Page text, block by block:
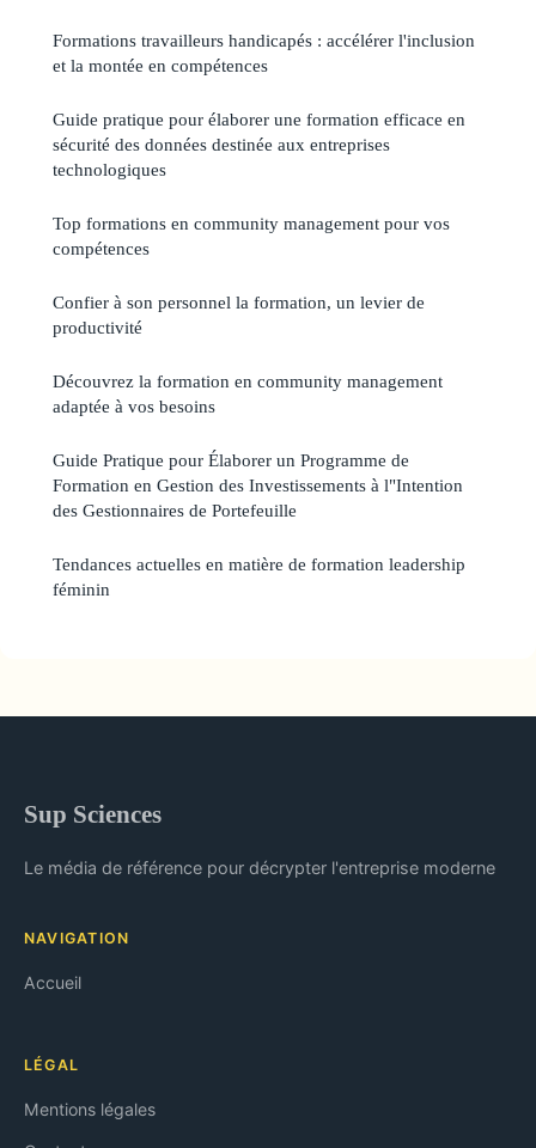
Formations travailleurs handicapés : accélérer l'inclusion
et la montée en compétences
Guide pratique pour élaborer une formation efficace en
sécurité des données destinée aux entreprises
technologiques
Top formations en community management pour vos
compétences
Confier à son personnel la formation, un levier de
productivité
Découvrez la formation en community management
adaptée à vos besoins
Guide Pratique pour Élaborer un Programme de
Formation en Gestion des Investissements à l"Intention
des Gestionnaires de Portefeuille
Tendances actuelles en matière de formation leadership
féminin
Sup Sciences
Le média de référence pour décrypter l'entreprise moderne
NAVIGATION
Accueil
LÉGAL
Mentions légales